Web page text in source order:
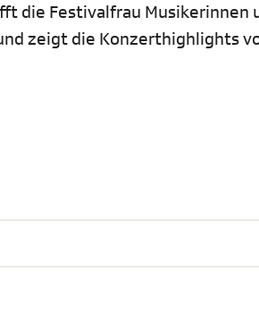
die Festivalfrau Musikerinnen
zeigt die Konzerthighlights